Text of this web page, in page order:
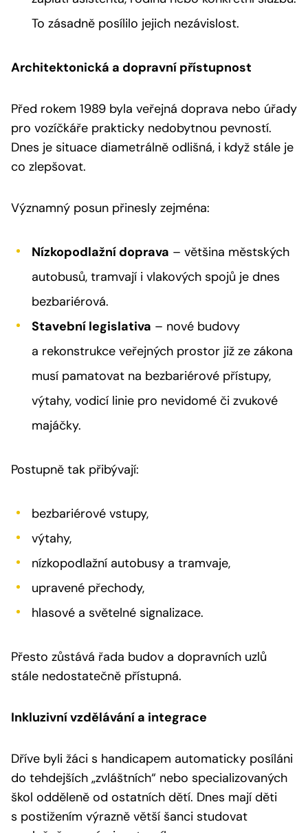
To zásadně posílilo jejich nezávislost.
Architektonická a dopravní přístupnost
Před rokem 1989 byla veřejná doprava nebo úřady
pro vozíčkáře prakticky nedobytnou pevností.
Dnes je situace diametrálně odlišná, i když stále je
co zlepšovat.
Významný posun přinesly zejména:
Nízkopodlažní doprava – většina městských
autobusů, tramvají i vlakových spojů je dnes
bezbariérová.
Stavební legislativa – nové budovy
a rekonstrukce veřejných prostor již ze zákona
musí pamatovat na bezbariérové přístupy,
výtahy, vodicí linie pro nevidomé či zvukové
majáčky.
Postupně tak přibývají:
bezbariérové vstupy,
výtahy,
nízkopodlažní autobusy a tramvaje,
upravené přechody,
hlasové a světelné signalizace.
Přesto zůstává řada budov a dopravních uzlů
stále nedostatečně přístupná.
Inkluzivní vzdělávání a integrace
Dříve byli žáci s handicapem automaticky posíláni
do tehdejších „zvláštních“ nebo specializovaných
škol odděleně od ostatních dětí. Dnes mají děti
s postižením výrazně větší šanci studovat